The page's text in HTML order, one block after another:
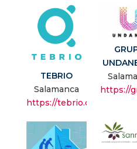
TEBRIO
Salamanca
https://tebrio.com/
https://